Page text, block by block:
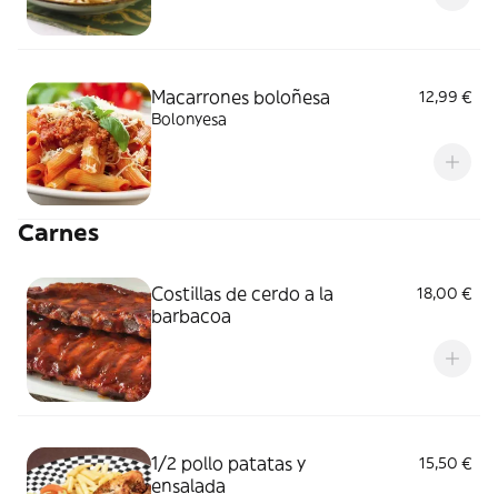
Macarrones boloñesa
12,99 €
Bolonyesa
Carnes
Costillas de cerdo a la
barbacoa
18,00 €
1/2 pollo patatas y
ensalada
15,50 €